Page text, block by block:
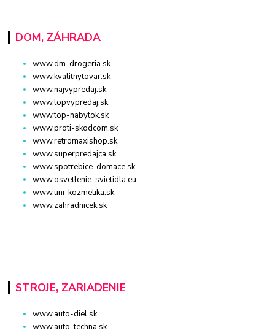
DOM, ZÁHRADA
www.dm-drogeria.sk
www.kvalitnytovar.sk
www.najvypredaj.sk
www.topvypredaj.sk
www.top-nabytok.sk
www.proti-skodcom.sk
www.retromaxishop.sk
www.superpredajca.sk
www.spotrebice-domace.sk
www.osvetlenie-svietidla.eu
www.uni-kozmetika.sk
www.zahradnicek.sk
STROJE, ZARIADENIE
www.auto-diel.sk
www.auto-techna.sk